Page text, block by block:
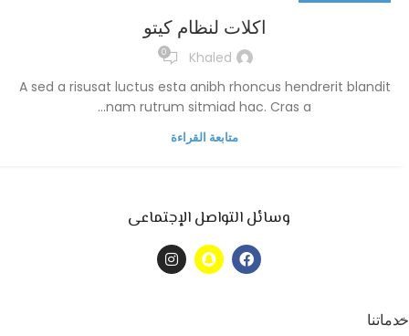
اكلات لنظام كيتو
Khaled
0
A sed a risusat luctus esta anibh rhoncus hendrerit blandit
nam rutrum sitmiad hac. Cras a...
متابعة القراءة
وسائل التواصل الإجتماعى
خدماتنا